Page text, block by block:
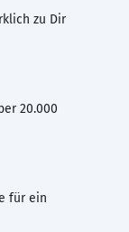
zu Dir
20.000
für ein